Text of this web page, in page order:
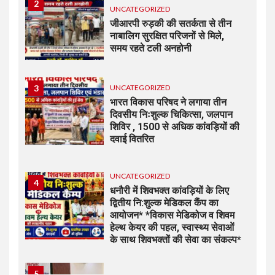
2
UNCATEGORIZED
जीआरपी रुड़की की सतर्कता से तीन
नाबालिग सुरक्षित परिजनों से मिले,
समय रहते टली अनहोनी
3 UNCATEGORIZED
भारत विकास परिषद ने लगाया तीन
दिवसीय निःशुल्क चिकित्सा, जलपान
शिविर , 1500 से अधिक कांवड़ियों की
दवाई वितरित
4
UNCATEGORIZED
धनौरी में शिवभक्त कांवड़ियों के लिए
द्वितीय नि:शुल्क मेडिकल कैंप का
आयोजन* *विकास मेडिकोज व शिवम
हेल्थ केयर की पहल, स्वास्थ्य सेवाओं
के साथ शिवभक्तों की सेवा का संकल्प*